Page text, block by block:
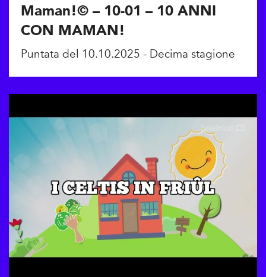
Maman!© – 10-01 – 10 ANNI
CON MAMAN!
Puntata del 10.10.2025 - Decima stagione